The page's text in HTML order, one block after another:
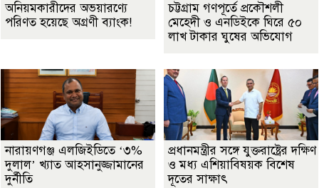
অনিয়মকারীদের অভয়ারণ্যে
পরিণত হয়েছে অগ্রণী ব্যাংক!
চট্টগ্রাম গণপূর্তে প্রকৌশলী
মেহেদী ও এনডিইকে ঘিরে ৫০
লাখ টাকার ঘুষের অভিযোগ
নারায়ণগঞ্জ এলজিইডিতে ‘৩%
দুলাল’ খ্যাত আহসানুজ্জামানের
দুর্নীতি
প্রধানমন্ত্রীর সঙ্গে যুক্তরাষ্ট্রের দক্ষিণ
ও মধ্য এশিয়াবিষয়ক বিশেষ
দূতের সাক্ষাৎ